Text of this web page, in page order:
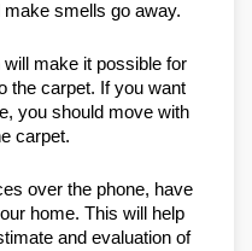
smells go away.
make it possible for
the carpet. If you want
you should move with
carpet.
over the phone, have
home. This will help
and evaluation of